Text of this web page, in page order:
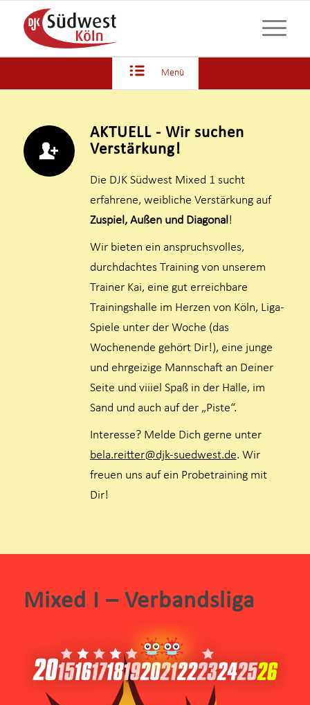
Menü
AKTUELL - Wir suchen
Verstärkung!
Die DJK Südwest Mixed 1 sucht
erfahrene, weibliche Verstärkung auf
Zuspiel, Außen und Diagonal!
Wir bieten ein anspruchsvolles,
durchdachtes Training von unserem
Trainer Kai, eine gut erreichbare
Trainingshalle im Herzen von Köln, Liga-
Spiele unter der Woche (das
Wochenende gehört Dir!), eine junge
und ehrgeizige Mannschaft an Deiner
Seite und viiiel Spaß in der Halle, im
Sand und auch auf der „Piste“.
Interesse? Melde Dich gerne unter
bela.reitter@djk-suedwest.de. Wir
freuen uns auf ein Probetraining mit
Dir!
Mixed I – Verbandsliga